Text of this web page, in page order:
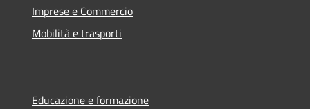
Imprese e Commercio
Mobilità e trasporti
Educazione e formazione